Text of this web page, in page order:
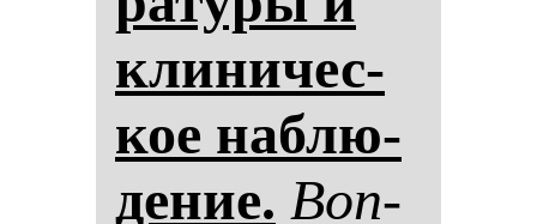
кли­ни­чес­
кое наб­лю­
де­ние. Воп­